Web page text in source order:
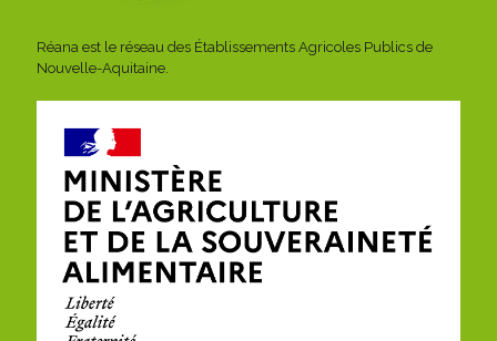
Réana est le réseau des Établissements Agricoles Publics de
Nouvelle-Aquitaine.